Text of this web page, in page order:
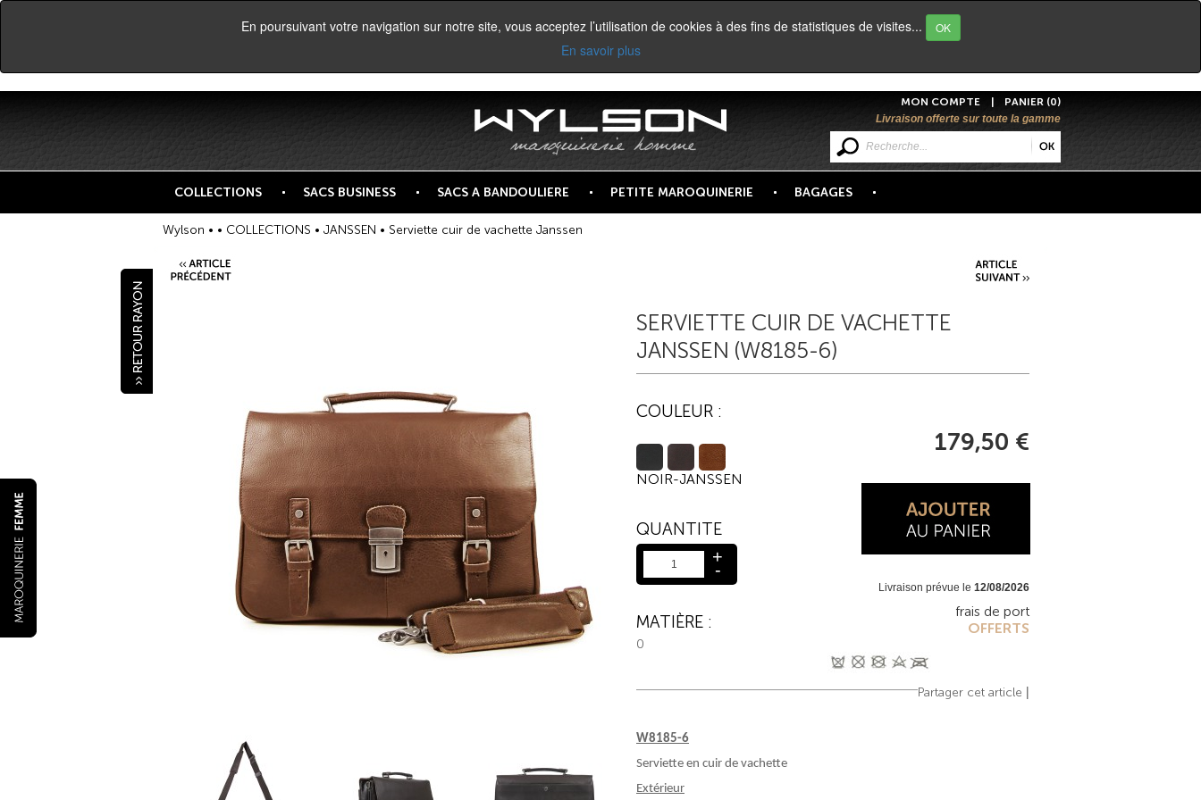
En poursuivant votre navigation sur notre site, vous acceptez l’utilisation de cookies à des fins de statistiques de visites... OK
En savoir plus
MON COMPTE
PANIER (0)
Livraison offerte sur toute la gamme
COLLECTIONS SACS BUSINESS SACS A BANDOULIERE PETITE MAROQUINERIE BAGAGES
Wylson • • COLLECTIONS • JANSSEN • Serviette cuir de vachette Janssen
SERVIETTE CUIR DE VACHETTE
JANSSEN (W8185-6)
COULEUR :
NOIR-JANSSEN
QUANTITE
+
-
MATIÈRE :
0
179,50 €
Livraison prévue le 12/08/2026
frais de port
OFFERTS
Partager cet article |
W8185-6
Serviette en cuir de vachette
Extérieur